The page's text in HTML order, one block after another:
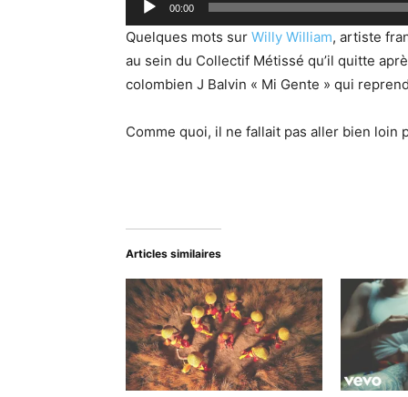
r
a
u
i
e
c
t
e
r
o
00:00
Quelques mots sur Willy William, artiste
au sein du Collectif Métissé qu’il quitte
colombien J Balvin « Mi Gente » qui
Comme quoi, il ne fallait pas aller bien loin
Articles similaires